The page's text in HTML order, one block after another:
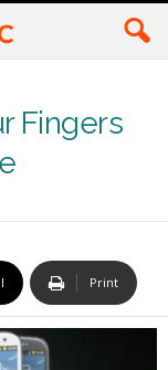
Fingers
Print